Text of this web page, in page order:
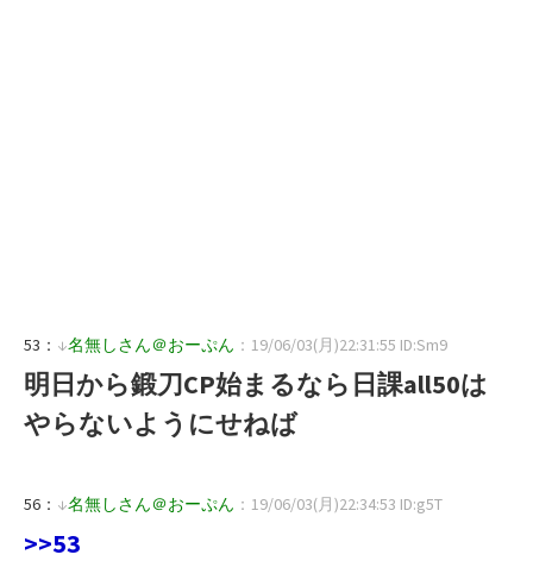
53： ↓名無しさん＠おーぷん ：19/06/03(月)22:31:55 ID:Sm9
明日から鍛刀CP始まるなら日課all50は
やらないようにせねば
56： ↓名無しさん＠おーぷん ：19/06/03(月)22:34:53 ID:g5T
>>53